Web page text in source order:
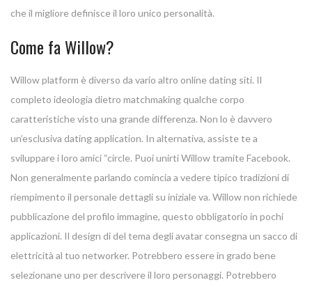
che il migliore definisce il loro unico personalità.
Come fa Willow?
Willow platform è diverso da vario altro online dating siti. Il
completo ideologia dietro matchmaking qualche corpo
caratteristiche visto una grande differenza. Non lo è davvero
un’esclusiva dating application. In alternativa, assiste te a
sviluppare i loro amici “circle. Puoi unirti Willow tramite Facebook.
Non generalmente parlando comincia a vedere tipico tradizioni di
riempimento il personale dettagli su iniziale va. Willow non richiede
pubblicazione del profilo immagine, questo obbligatorio in pochi
applicazioni. Il design di del tema degli avatar consegna un sacco di
elettricità al tuo networker. Potrebbero essere in grado bene
selezionane uno per descrivere il loro personaggi. Potrebbero